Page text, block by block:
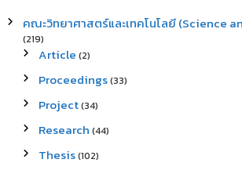
คณะวิทยาศาสตร์และเทคโนโลยี (Science
(219)
Article (2)
Proceedings(33)
Project(34)
Research (44)
Thesis(102)